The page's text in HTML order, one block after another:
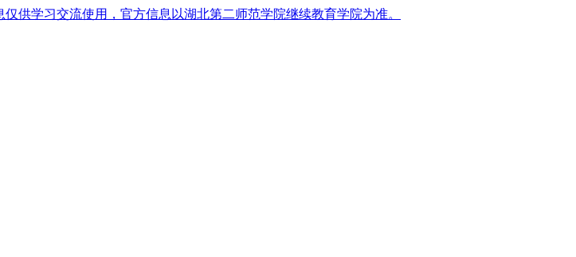
供学习交流使用，官方信息以湖北第二师范学院继续教育学院为准。